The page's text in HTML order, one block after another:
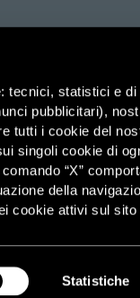
tecnici, statistici e
pubblicitari),
tutti i cookie del
singoli cookie di
“X”
della
cookie attivi sul
Statistiche
3M) – 00185
–
–
© 2026 Amnesty